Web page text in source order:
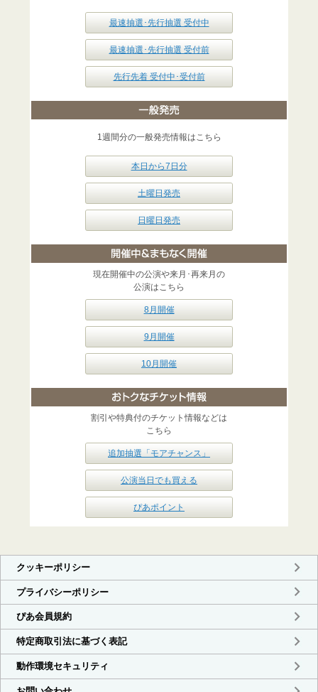
最速抽選･先行抽選 受付中
最速抽選･先行抽選 受付前
先行先着 受付中･受付前
1週間分の一般発売情報はこちら
本日から7日分
土曜日発売
日曜日発売
現在開催中の公演や来月･再来月の
公演はこちら
8月開催
9月開催
10月開催
割引や特典付のチケット情報などは
こちら
追加抽選「モアチャンス」
公演当日でも買える
ぴあポイント